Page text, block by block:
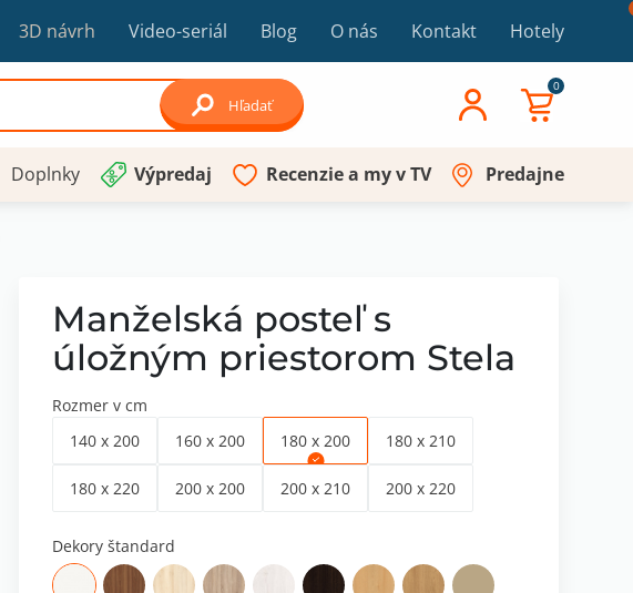
3D návrh Video-seriál Blog O nás Kontakt Hotely
Hľadať
0
Doplnky Výpredaj Recenzie a my v TV Predajne
Manželská posteľ s
úložným priestorom Stela
Rozmer v cm
140 x 200
160 x 200 180 x 200 180 x 210
180 x 220 200 x 200 200 x 210 200 x 220
Dekory štandard